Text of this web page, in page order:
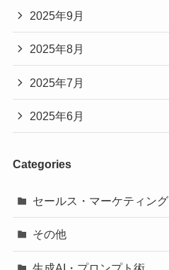
2025年9月
2025年8月
2025年7月
2025年6月
Categories
セールス・マーケティング
その他